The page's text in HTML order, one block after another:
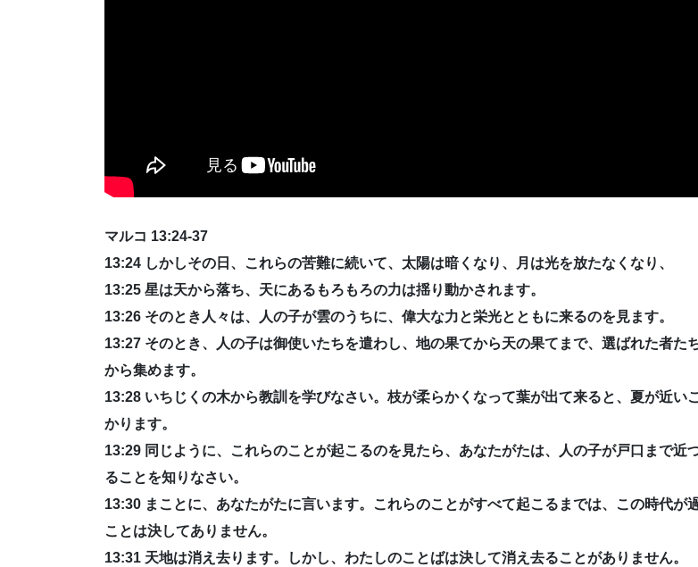
マルコ 13:24-37
13:24 しかしその日、これらの苦難に続いて、太陽は暗くなり、月は光を放たなくなり、
13:25 星は天から落ち、天にあるもろもろの力は揺り動かされます。
13:26 そのとき人々は、人の子が雲のうちに、偉大な力と栄光とともに来るのを見ます。
13:27 そのとき、人の子は御使いたちを遣わし、地の果てから天の果てまで、選ばれた者た
から集めます。
13:28 いちじくの木から教訓を学びなさい。枝が柔らかくなって葉が出て来ると、夏が近い
かります。
13:29 同じように、これらのことが起こるのを見たら、あなたがたは、人の子が戸口まで近
ることを知りなさい。
13:30 まことに、あなたがたに言います。これらのことがすべて起こるまでは、この時代が
ことは決してありません。
13:31 天地は消え去ります。しかし、わたしのことばは決して消え去ることがありません。